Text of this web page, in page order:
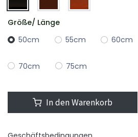
Größe/ Länge
50cm
55cm 60cm
70cm 75cm
In den Warenkorb